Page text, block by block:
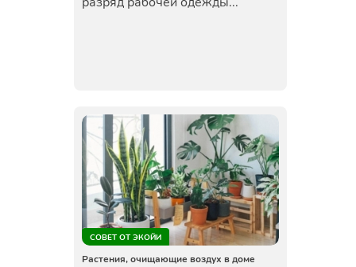
СОВЕТ ОТ ЭКОЙИ
Растения, очищающие воздух в доме